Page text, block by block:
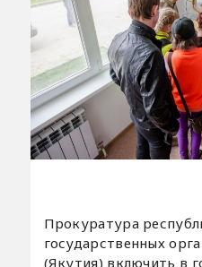
Прокуратура
государственных
(Якутия) включить в